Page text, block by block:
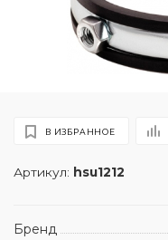
Артикул: hsu1212
В ИЗБРАННОЕ
Бренд